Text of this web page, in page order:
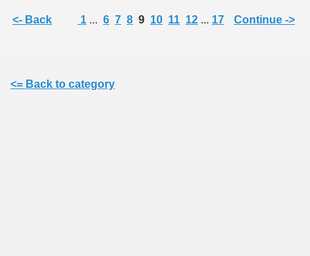
<- Back 1 ... 6 7 8 9 10 11 12 ... 17 Continue ->
<= Back to category